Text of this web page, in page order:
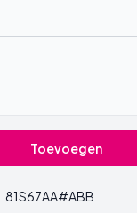
Toevoegen
81S67AA#ABB